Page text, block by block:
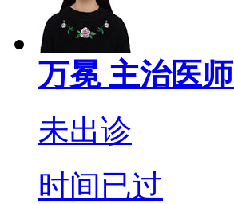
万冕 主治医师
未出诊
时间已过